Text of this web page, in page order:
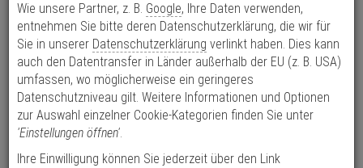
Zeichen
ein,
um
Suche
starten.
Suche
gestartet
BSS Aufbaugehäuse f.
Zarge m. Gegenstück 8323.6G
Produktmerkmale
Datenblatt drucken
Produktinformationen
Zubehörartikel, Gehäuse
Wie unsere Partner, z. B. Google, Ihre Daten verwenden,
entnehmen Sie bitte deren Datenschutzerklärung, die wir für
Sie in unserer Datenschutzerklärung verlinkt haben. Dies kann
auch den Datentransfer in Länder außerhalb der EU (z. B. USA)
umfassen, wo möglicherweise ein geringeres
Datenschutzniveau gilt. Weitere Informationen und Optionen
zur Auswahl einzelner Cookie-Kategorien finden Sie unter
'Einstellungen öffnen'.
Ihre Einwilligung können Sie jederzeit über den Link